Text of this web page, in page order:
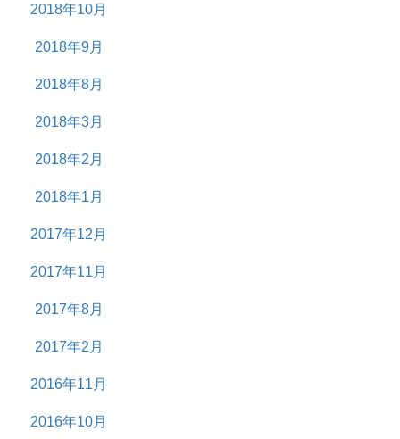
2018年10月
2018年9月
2018年8月
2018年3月
2018年2月
2018年1月
2017年12月
2017年11月
2017年8月
2017年2月
2016年11月
2016年10月